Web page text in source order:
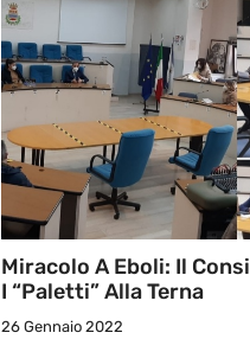
Miracolo A Eboli: Il
I “paletti” Alla Terna
26 Gennaio 2022